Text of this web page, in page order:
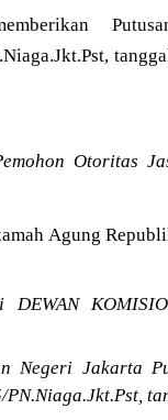
Otoritas
Agung
Negeri Jakarta